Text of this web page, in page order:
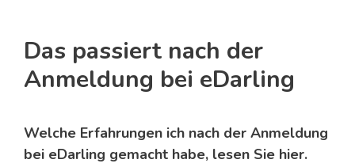
Das passiert nach der
Anmeldung bei eDarling
Welche Erfahrungen ich nach der Anmeldung
bei eDarling gemacht habe, lesen Sie hier.